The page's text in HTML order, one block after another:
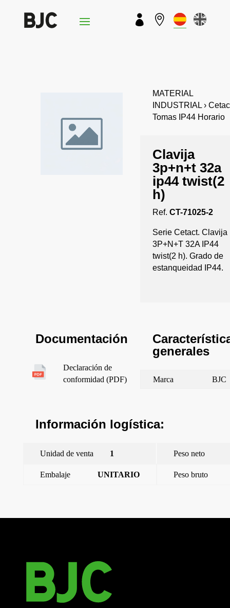
 
MATERIAL
INDUSTRIAL ›
Tomas IP44 Horario
Clavija
3p+n+t 32a
ip44 twist(2
h)
Ref. CT-71025-2
Serie Cetact. Clavija
3P+N+T 32A IP44
twist(2 h). Grado de
estanqueidad IP44.
Documentación
Declaración de
conformidad (PDF)
generales
Marca BJC
Información logística:
Unidad de venta 1 Peso neto
Embalaje UNITARIO Peso bruto